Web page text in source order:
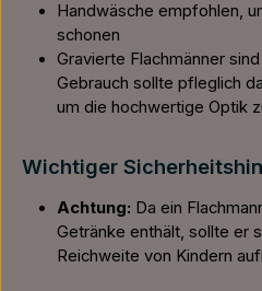
Handwäsche empfohlen,
schonen
Gravierte Flachmänner
Gebrauch sollte pfleglich
um die hochwertige Optik
Wichtiger
Achtung: Da ein
Getränke enthält, sollte er
Reichweite von Kindern